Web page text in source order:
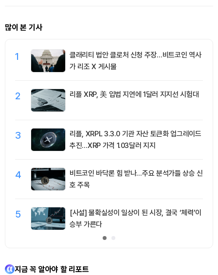
많이 본 기사
1
클래리티 법안 클로처 신청 주장…비트코인 역사
가 리조 X 게시물
2 리플 XRP, 美 입법 지연에 1달러 지지선 시험대
3
리플, XRPL 3.3.0 기관 자산 토큰화 업그레이드
추진…XRP 가격 1.03달러 지지
4
비트코인 바닥론 힘 받나…주요 분석가들 상승 신
호 주목
5
[사설] 불확실성이 일상이 된 시장, 결국 ‘체력’이
승부 가른다
지금 꼭 알아야 할 리포트